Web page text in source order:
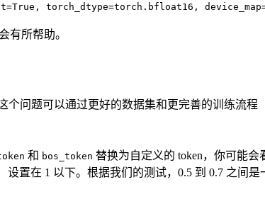
torch_dtype=torch.bfloat16,
会有所帮助。
问题可以通过更好的数据集和更完善的训练流程
和 bos_token 替换为自定义的 token，你可能会
置在 1 以下。根据我们的测试，0.5 到 0.7 之间是